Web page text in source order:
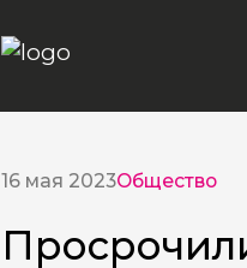
16 мая 2023Общество